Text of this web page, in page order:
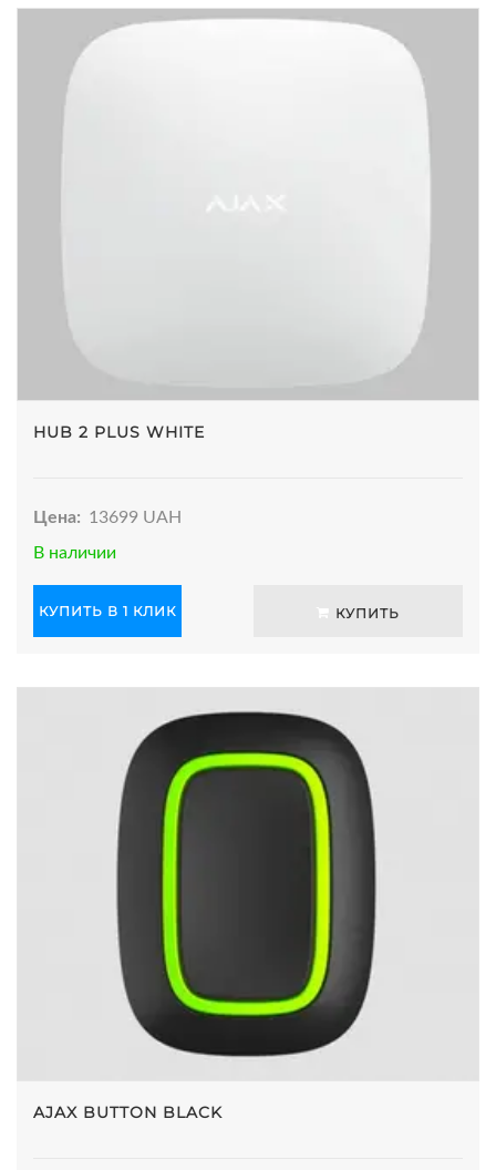
HUB 2 PLUS WHITE
Цена: 13699 UAH
В наличии
КУПИТЬ В 1 КЛИК КУПИТЬ
AJAX BUTTON BLACK